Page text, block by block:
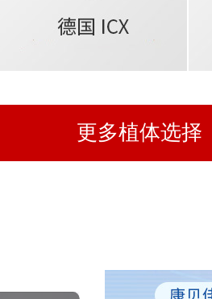
更多植体选择